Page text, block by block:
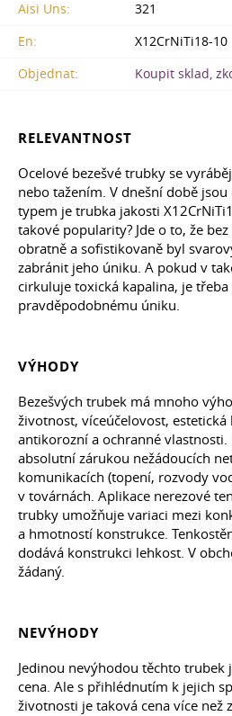
Aisi Uns:
321
En:
X12CrNiTi18-10
Objednat:
Koupit sklad,
RELEVANTNOST
Ocelové bezešvé trubky se
nebo tažením. V dnešní době
typem je trubka jakosti
takové popularity? Jde o to, že
obratně a sofistikovaně byl
zabránit jeho úniku. A pokud v
cirkuluje toxická kapalina, je
pravděpodobnému úniku.
VÝHODY
Bezešvých trubek má mnoho
životnost, víceúčelovost, estetická
antikorozní a ochranné vlastnosti.
absolutní zárukou nežádoucích
komunikacích (topení, rozvody
v továrnách. Aplikace nerezové
trubky umožňuje variaci mezi
a hmotností konstrukce.
dodává konstrukci lehkost. V
žádaný.
NEVÝHODY
Jedinou nevýhodou těchto trubek
cena. Ale s přihlédnutím k jejich
životnosti je taková cena více než